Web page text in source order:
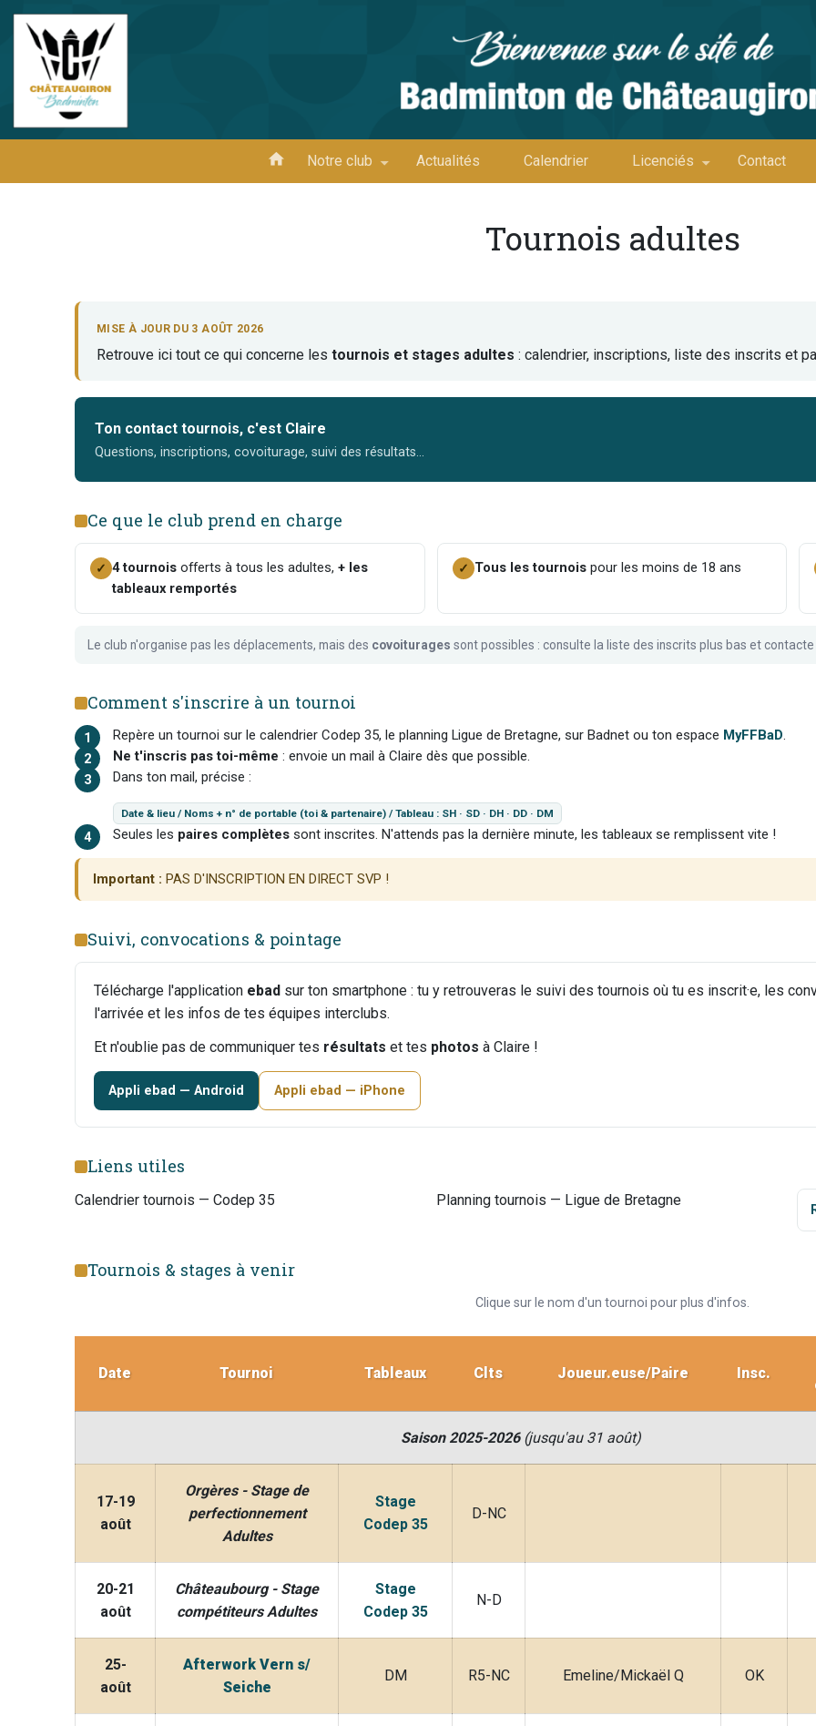
Aller
contenu
principal
Notre club Actualités Calendrier Licenciés Contact
Tournois adultes
MISE À JOUR DU 3 AOÛT 2026
Retrouve ici tout ce qui concerne les tournois et stages adultes : calendrier, inscriptions, liste des inscrits et
Ton contact tournois, c'est Claire
Questions, inscriptions, covoiturage, suivi des résultats…
Ce que le club prend en charge
✓ 4 tournois offerts à tous les adultes, + les
tableaux remportés
✓ Tous les tournoispour les moins de 18 ans
Le club n'organise pas les déplacements, mais des covoiturages sont possibles : consulte la liste des inscrits plus bas et contacte
Comment s'inscrire à un tournoi
Repère un tournoi sur le calendrier Codep 35, le planning Ligue de Bretagne, sur Badnet ou ton espace MyFFBaD.
Ne t'inscris pas toi-même : envoie un mail à Claire dès que possible.
Dans ton mail, précise :
Date & lieu / Noms + n° de portable (toi & partenaire) / Tableau : SH · SD · DH · DD · DM
Seules les paires complètes sont inscrites. N'attends pas la dernière minute, les tableaux se remplissent vite !
Important : PAS D'INSCRIPTION EN DIRECT SVP !
Suivi, convocations & pointage
Télécharge l'application ebad sur ton smartphone : tu y retrouveras le suivi des tournois où tu es inscrit·e, les
l'arrivée et les infos de tes équipes interclubs.
Et n'oublie pas de communiquer tes résultats et tes photos à Claire !
Appli ebad — Android Appli ebad — iPhone
Liens utiles
Calendrier tournois — Codep 35 Planning tournois — Ligue de Bretagne
Tournois & stages à venir
Clique sur le nom d'un tournoi pour plus d'infos.
Date Tournoi Tableaux Clts Joueur.euse/Paire Insc.
Saison 2025-2026 (jusqu'au 31 août)
17-19
août
Orgères - Stage de
perfectionnement
Adultes
Stage
Codep 35
D-NC
20-21
août
Châteaubourg - Stage
compétiteurs Adultes
Stage
Codep 35
N-D
25-
août
Afterwork Vern s/
Seiche
DM R5-NC Emeline/Mickaël Q OK